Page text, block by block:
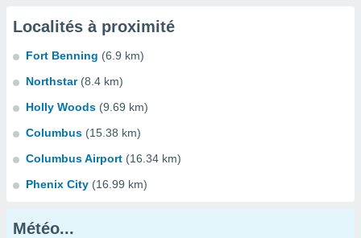
Localités à proximité
Fort Benning (6.9 km)
Northstar (8.4 km)
Holly Woods (9.69 km)
Columbus (15.38 km)
Columbus Airport (16.34 km)
Phenix City (16.99 km)
Météo...